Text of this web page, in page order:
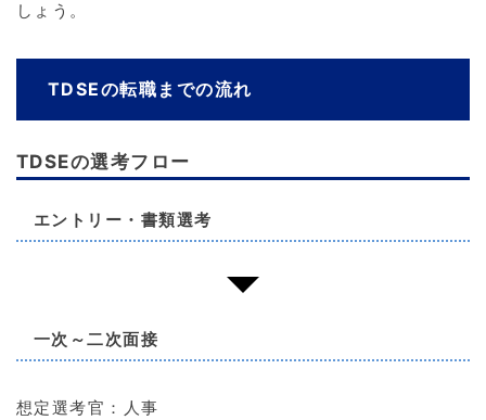
しょう。
TDSEの転職までの流れ
TDSEの選考フロー
エントリー・書類選考
一次～二次面接
想定選考官：人事